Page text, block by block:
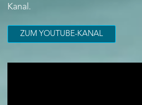
Kanal.
ZUM YOUTUBE-KANAL